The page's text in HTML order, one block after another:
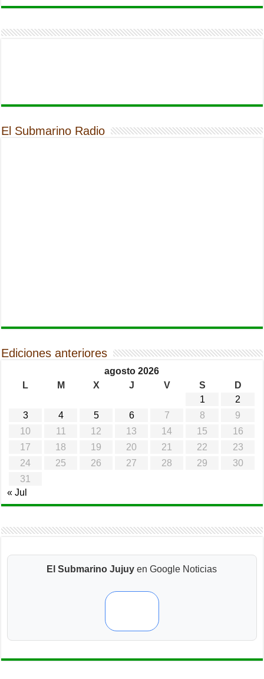
El Submarino Radio
Ediciones anteriores
agosto 2026
L
M X J V S
D
1
2
3
4 5 6 7 8
9
10
11 12 13 14 15
16
17
18 19 20 21 22
23
24
25 26 27 28 29
30
31
« Jul
El Submarino Jujuy en Google Noticias